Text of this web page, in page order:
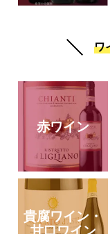
ワ
赤ワイン
貴腐ワイン・